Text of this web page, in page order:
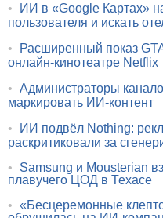
•
ИИ в «Google Картах»
пользователя и искать
•
Расширенный показ
онлайн-кинотеатре Netflix
• Администраторы
маркировать ИИ-контент
•
ИИ подвёл Nothing:
раскритиковали за
•
Samsung и Mousterian
плавучего ЦОД в Техасе
• «Бесцеремонные